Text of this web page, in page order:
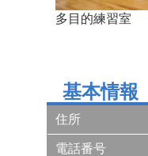
多目的練習室
基本情報
住所
電話番号